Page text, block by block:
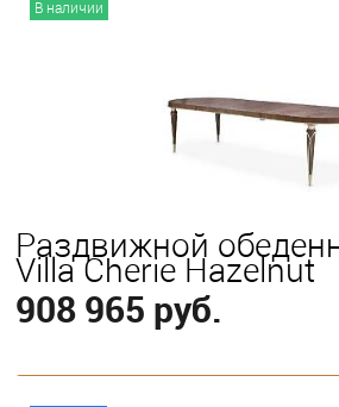
В наличии
Раздвижной
Villa Cherie Hazelnut
908 965 руб.